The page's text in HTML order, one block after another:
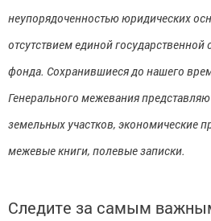
неупорядоченностью юридических
отсутствием единой государственной
фонда. Сохранившиеся до нашего
Генерального межевания
земельных участков, экономические
межевые книги, полевые записки.
Следите за самым